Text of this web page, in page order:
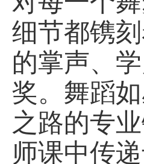
细节都镌
的掌声、
奖。舞蹈
之路的专
师课中传